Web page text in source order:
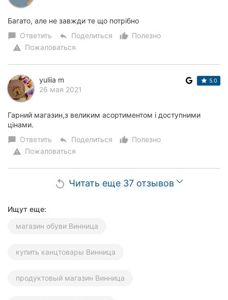
Багато, але не завжди те що потрібно
chat_bubble Ответить reply Поделиться thumb_up_alt
Полезно
warning Пожаловаться
yuliia m
26 мая 2021
5.0
Гарний магазин,з великим асортиментом і доступними
цінами.
chat_bubble Ответить reply Поделиться thumb_up_alt
Полезно
warning Пожаловаться
replay Читать еще 37 отзывов
Ищут еще:
магазин обуви Винница
купить канцтовары Винница
продуктовый магазин Винница